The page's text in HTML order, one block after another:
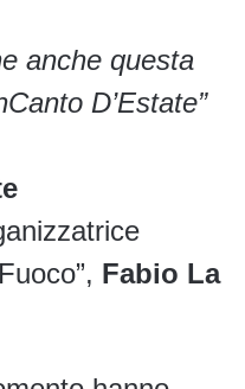
anche questa
D’Estate”
Fabio La